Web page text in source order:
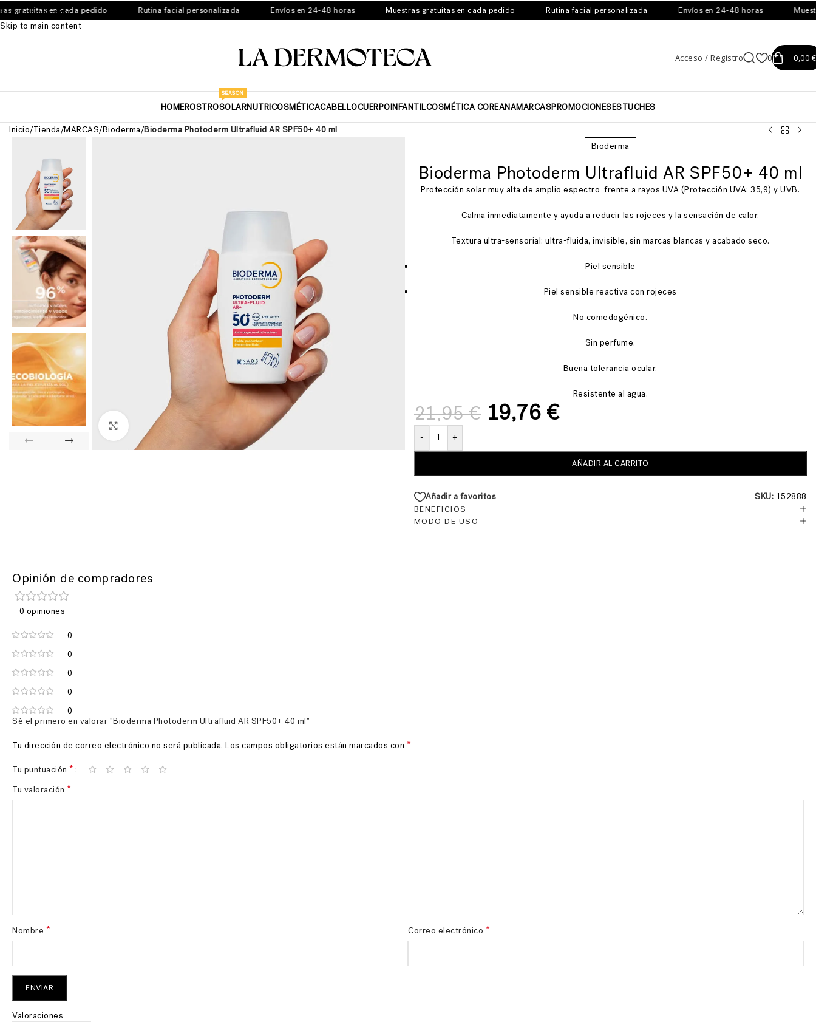
Skip to navigation
Skip to main content
en cada pedido Rutina facial personalizada Envíos en 24-48 horas Muestras gratuitas en cada pedido Rutina facial personalizada Envíos en 24-48 horas
Acceso / Registro 0 0,00 €
HOMEROSTROSOLAR
SEASON
NUTRICOSMÉTICACABELLOCUERPOINFANTILCOSMÉTICA COREANAMARCASPROMOCIONESESTUCHES
Inicio/Tienda/MARCAS/Bioderma/Bioderma Photoderm Ultrafluid AR SPF50+ 40 ml
Ver más grande
Bioderma
Bioderma Photoderm Ultrafluid AR SPF50+ 40 ml
Protección solar muy alta de amplio espectro frente a rayos UVA (Protección UVA: 35,9) y UVB.
Calma inmediatamente y ayuda a reducir las rojeces y la sensación de calor.
Textura ultra-sensorial: ultra-fluida, invisible, sin marcas blancas y acabado seco.
Piel sensible
Piel sensible reactiva con rojeces
No comedogénico.
Sin perfume.
Buena tolerancia ocular.
Resistente al agua.
21,95€ 19,76 €
- +
AÑADIR AL CARRITO
Añadir a favoritos SKU: 152888
BENEFICIOS
MODO DE USO
Opinión de compradores
0 opiniones
0
0
0
0
0
Valoraciones
Sé el primero en valorar “Bioderma Photoderm Ultrafluid AR SPF50+ 40 ml”
Tu dirección de correo electrónico no será publicada. Los campos obligatorios están marcados con *
Tu puntuación *
Tu valoración *
Nombre * Correo electrónico *